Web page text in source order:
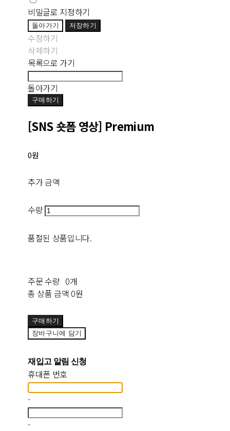
비밀글로 지정하기
돌아가기 저장하기
수정하기
삭제하기
목록으로 가기
돌아가기
구매하기
[SNS 숏폼 영상] Premium
0원
추가 금액
수량
품절된 상품입니다.
주문 수량 0개
총 상품 금액 0원
구매하기
장바구니에 담기
재입고 알림 신청
휴대폰 번호
-
-